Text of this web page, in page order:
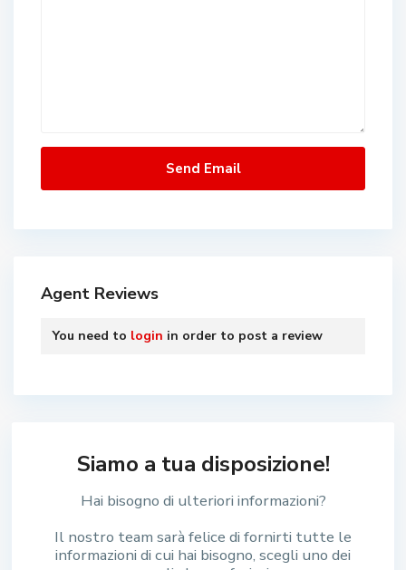
Agent Reviews
You need to login in order to post a review
Siamo a tua disposizione!
Hai bisogno di ulteriori informazioni?
Il nostro team sarà felice di fornirti tutte le
informazioni di cui hai bisogno, scegli uno dei